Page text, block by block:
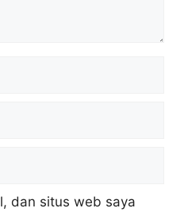
dan situs web saya